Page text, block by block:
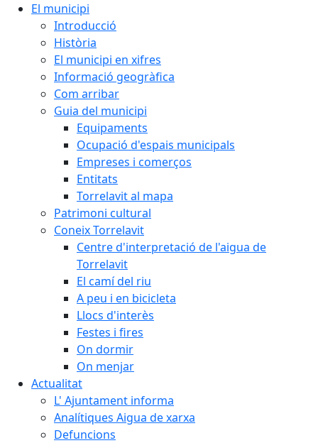
El municipi
Introducció
Història
El municipi en xifres
Informació geogràfica
Com arribar
Guia del municipi
Equipaments
Ocupació d'espais municipals
Empreses i comerços
Entitats
Torrelavit al mapa
Patrimoni cultural
Coneix Torrelavit
Centre d'interpretació de l'aigua de
Torrelavit
El camí del riu
A peu i en bicicleta
Llocs d'interès
Festes i fires
On dormir
On menjar
Actualitat
L' Ajuntament informa
Analítiques Aigua de xarxa
Defuncions